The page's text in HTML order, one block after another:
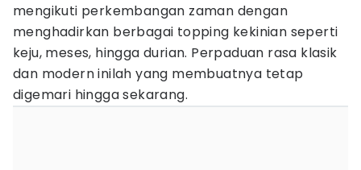
mengikuti perkembangan zaman dengan
menghadirkan berbagai topping kekinian seperti
keju, meses, hingga durian. Perpaduan rasa klasik
dan modern inilah yang membuatnya tetap
digemari hingga sekarang.